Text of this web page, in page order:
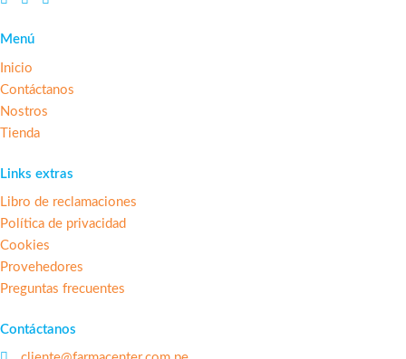
Menú
Inicio
Contáctanos
Nostros
Tienda
Links extras
Libro de reclamaciones
Política de privacidad
Cookies
Provehedores
Preguntas frecuentes
Contáctanos